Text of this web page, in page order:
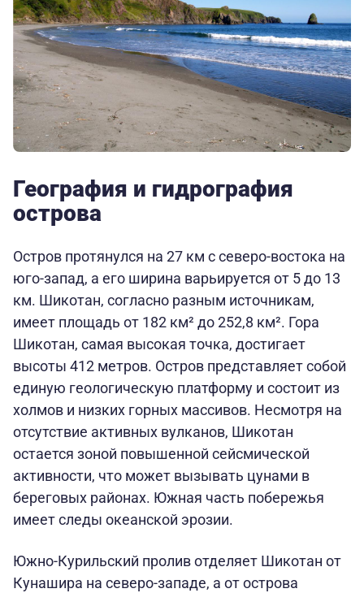
География и гидрография
острова
Остров протянулся на 27 км с северо-востока на
юго-запад, а его ширина варьируется от 5 до 13
км. Шикотан, согласно разным источникам,
имеет площадь от 182 км² до 252,8 км². Гора
Шикотан, самая высокая точка, достигает
высоты 412 метров. Остров представляет собой
единую геологическую платформу и состоит из
холмов и низких горных массивов. Несмотря на
отсутствие активных вулканов, Шикотан
остается зоной повышенной сейсмической
активности, что может вызывать цунами в
береговых районах. Южная часть побережья
имеет следы океанской эрозии.
Южно-Курильский пролив отделяет Шикотан от
Кунашира на северо-западе, а от острова